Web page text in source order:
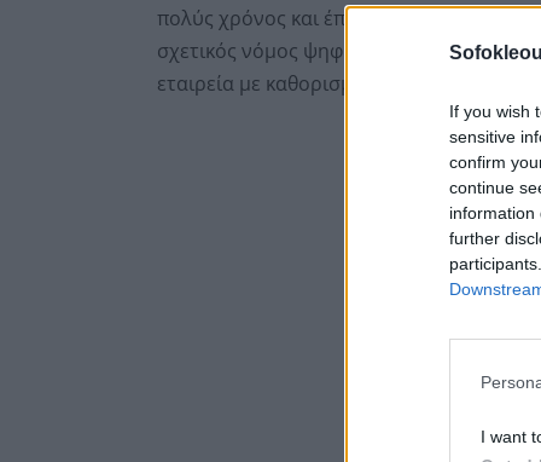
If you wish
sensitive
confirm
continue
information
further
I want
πολύς χρόνος και έπρεπε να
σχετικός νόμος ψηφίστηκε τελικά το
εταιρεία με καθορισμένο επιχειρηματικό